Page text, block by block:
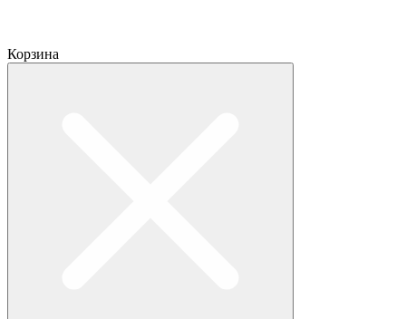
Корзина